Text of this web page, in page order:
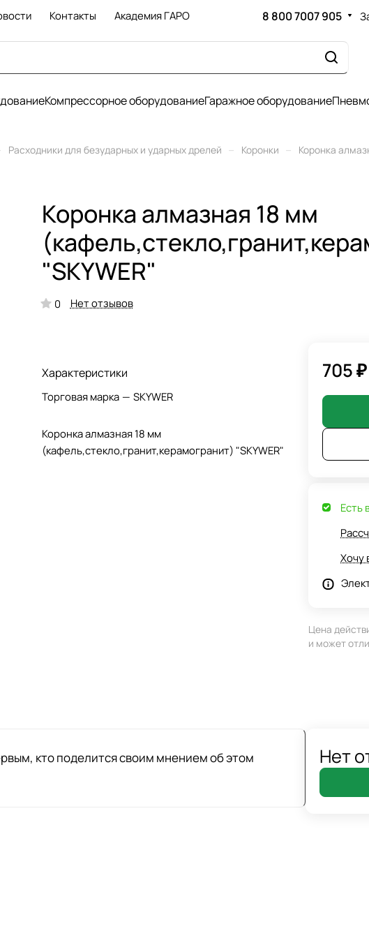
Контакты Академия ГАРО 8 800 7007 905
Компрессорное оборудованиеГаражное оборудование
Расходники для безударных и ударных дрелей – Коронки –
Коронка
Коронка алмазная 18 мм
"SKYWER"
0 Нет отзывов
Характеристики
Торговая марка — SKYWER
Коронка алмазная 18 мм
(кафель,стекло,гранит,керамогранит) "SKYWER"
705 ₽
Есть
Хочу
Цена
и может
кто поделится своим мнением об этом
Нет